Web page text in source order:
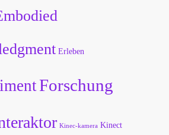
Erleben
Forschung
Kinec-kamera Kinect